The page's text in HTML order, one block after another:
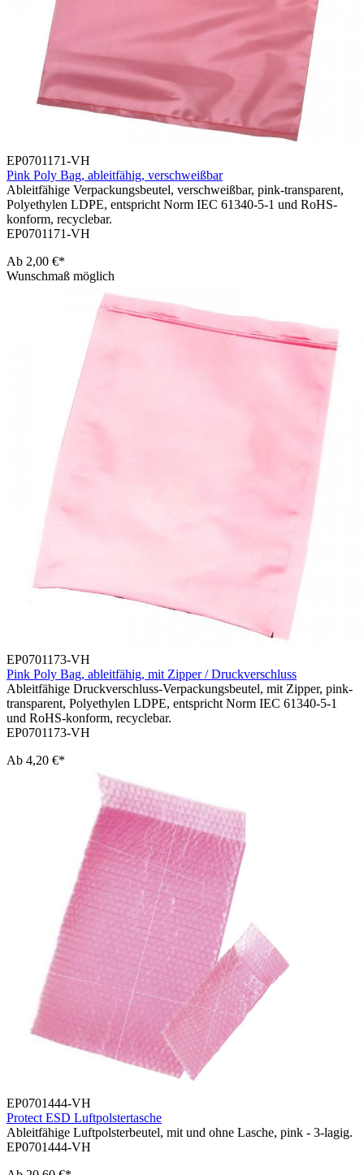
EP0701171-VH
Pink Poly Bag, ableitfähig, verschweißbar
Ableitfähige Verpackungsbeutel, verschweißbar, pink-transparent,
Polyethylen LDPE, entspricht Norm IEC 61340-5-1 und RoHS-
konform, recyclebar.
EP0701171-VH
Ab 2,00 €*
Wunschmaß möglich
EP0701173-VH
Pink Poly Bag, ableitfähig, mit Zipper / Druckverschluss
Ableitfähige Druckverschluss-Verpackungsbeutel, mit Zipper, pink-
transparent, Polyethylen LDPE, entspricht Norm IEC 61340-5-1
und RoHS-konform, recyclebar.
EP0701173-VH
Ab 4,20 €*
EP0701444-VH
Protect ESD Luftpolstertasche
Ableitfähige Luftpolsterbeutel, mit und ohne Lasche, pink - 3-lagig.
EP0701444-VH